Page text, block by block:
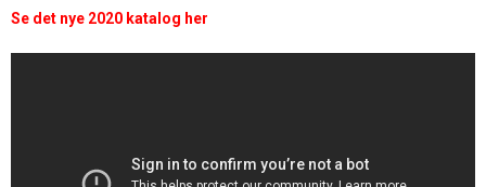
Se det nye 2020 katalog her